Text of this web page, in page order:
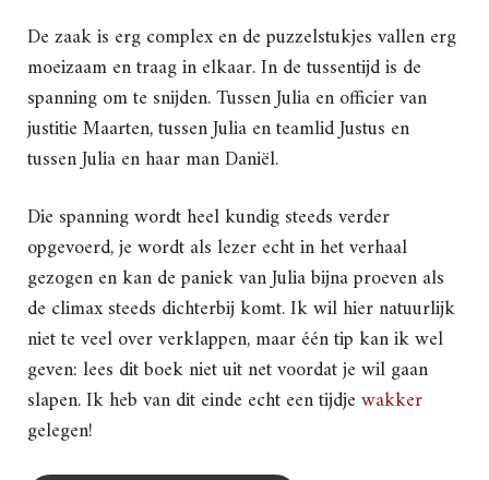
De zaak is erg complex en de puzzelstukjes vallen erg
moeizaam en traag in elkaar. In de tussentijd is de
spanning om te snijden. Tussen Julia en officier van
justitie Maarten, tussen Julia en teamlid Justus en
tussen Julia en haar man Daniël.
Die spanning wordt heel kundig steeds verder
opgevoerd, je wordt als lezer echt in het verhaal
gezogen en kan de paniek van Julia bijna proeven als
de climax steeds dichterbij komt. Ik wil hier natuurlijk
niet te veel over verklappen, maar één tip kan ik wel
geven: lees dit boek niet uit net voordat je wil gaan
slapen. Ik heb van dit einde echt een tijdjewakker
gelegen!